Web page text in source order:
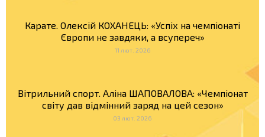
Карате. Олексій КОХАНЕЦЬ: «Успіх на чемпіонаті
Європи не завдяки, а всупереч»
11 лют. 2026
Вітрильний спорт. Аліна ШАПОВАЛОВА: «Чемпіонат
світу дав відмінний заряд на цей сезон»
03 лют. 2026